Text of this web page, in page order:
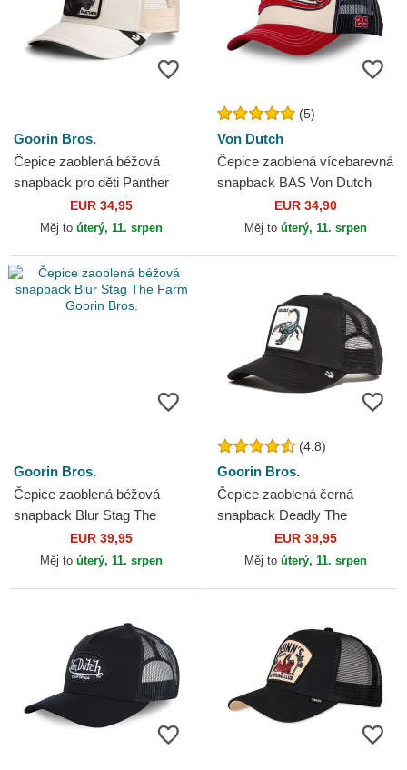
Goorin Bros.
Čepice zaoblená béžová
snapback pro děti Panther
Mini The Farm Goorin Bros.
EUR 34,95
Měj to úterý, 11. srpen
(5)
Von Dutch
Čepice zaoblená vícebarevná
snapback BAS Von Dutch
EUR 34,90
Měj to úterý, 11. srpen
Goorin Bros.
Čepice zaoblená béžová
snapback Blur Stag The
Farm Goorin Bros.
EUR 39,95
Měj to úterý, 11. srpen
(4.8)
Goorin Bros.
Čepice zaoblená černá
snapback Deadly The
Deadliest Scorpion The Farm
Goorin Bros.
EUR 39,95
Měj to úterý, 11. srpen